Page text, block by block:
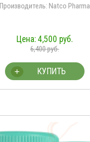
Производитель: Natco Pharma
4,500 руб.
6,400руб.
КУПИТЬ
+